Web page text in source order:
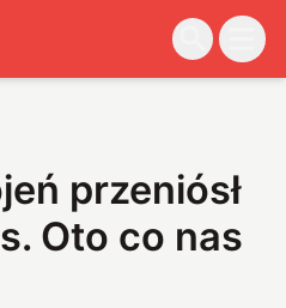
przeniósł
Oto co nas